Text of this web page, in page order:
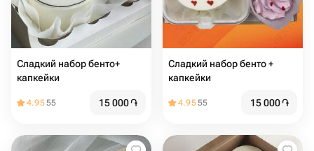
Сладкий набор бенто+
капкейки
4.9555 15 000֏
Сладкий набор бенто +
капкейки
4.9555 15 000֏